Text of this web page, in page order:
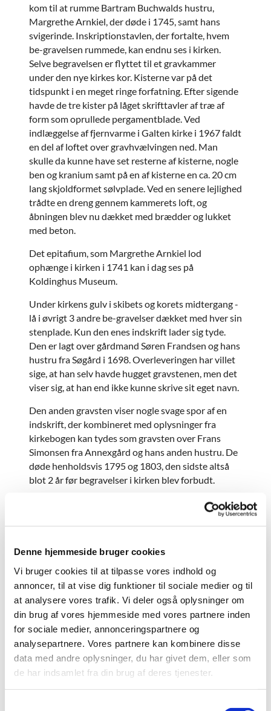
Denne hjemmeside bruger cookies
Vi bruger cookies til at tilpasse vores indhold og
annoncer, til at vise dig funktioner til sociale medier og til
at analysere vores trafik. Vi deler også oplysninger om
din brug af vores hjemmeside med vores partnere inden
for sociale medier, annonceringspartnere og
analysepartnere. Vores partnere kan kombinere disse
data med andre oplysninger, du har givet dem, eller som
de har indsamlet fra din brug af deres tjenester.
kom til at rumme Bartram Buchwalds hustru,
Margrethe Arnkiel, der døde i 1745, samt hans
svigerinde. Inskriptionstavlen, der fortalte, hvem
be-gravelsen rummede, kan endnu ses i kirken.
Selve begravelsen er flyttet til et gravkammer
under den nye kirkes kor. Kisterne var på det
tidspunkt i en meget ringe forfatning. Efter sigende
havde de tre kister på låget skrifttavler af træ af
form som oprullede pergamentblade. Ved
indlæggelse af fjernvarme i Galten kirke i 1967 faldt
en del af loftet over gravhvælvingen ned. Man
skulle da kunne have set resterne af kisterne, nogle
ben og kranium samt på en af kisterne en ca. 20 cm
lang skjoldformet sølvplade. Ved en senere lejlighed
trådte en dreng gennem kammerets loft, og
åbningen blev nu dækket med brædder og lukket
med beton.
Det epitafium, som Margrethe Arnkiel lod
ophænge i kirken i 1741 kan i dag ses på
Koldinghus Museum.
Under kirkens gulv i skibets og korets midtergang -
lå i øvrigt 3 andre be-gravelser dækket med hver sin
stenplade. Kun den enes indskrift lader sig tyde.
Den er lagt over gårdmand Søren Frandsen og hans
hustru fra Søgård i 1698. Overleveringen har villet
sige, at han selv havde hugget gravstenen, men det
viser sig, at han end ikke kunne skrive sit eget navn.
Den anden gravsten viser nogle svage spor af en
indskrift, der kombineret med oplysninger fra
kirkebogen kan tydes som gravsten over Frans
Simonsen fra Annexgård og hans anden hustru. De
døde henholdsvis 1795 og 1803, den sidste altså
blot 2 år før begravelser i kirken blev forbudt.
Den tredje gravstens indskrift lader sig ikke tyde,
men et par linier i Traps bogværk om Danmark og et
par linier i en synsprotokol peger stærkt i retning af
Johanne Knudsdatter og hendes første mand. I
givet fald er gravstenen fra 1641. De 3 gravsten
blev i 1884 anbragt på kirkegården, men i 1905 blev
de indmuret i korets udvendige mur.
Ved kirkesynet i 1880 fandtes Galten kirke i så
dårlig forfatning, at det blev pålagt kirkeværgerne
at få udarbejdet en tegning og overslag til restau-
rering og udvidelse af kirken og at indsende samme
til kirkeministeriet inden den 1.maj 1881.
Kirkeværgerne var åbenbart ikke enige med